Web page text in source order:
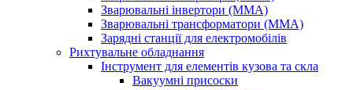
Зварювальні інвертори (MMA)
Зварювальні трансформатори (MMA)
Зарядні станції для електромобілів
Рихтувальне обладнання
Інструмент для елементів кузова та скла
Вакуумні присоски